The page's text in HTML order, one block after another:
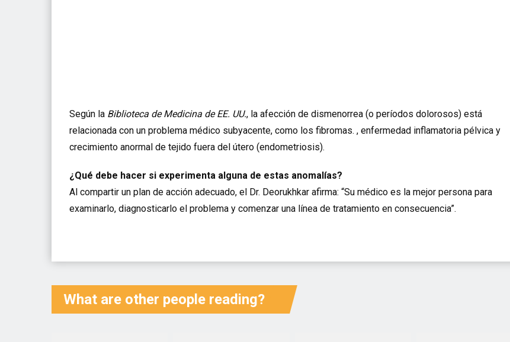
Según la Biblioteca de Medicina de EE. UU., la afección de dismenorrea (o períodos dolorosos) está
relacionada con un problema médico subyacente, como los fibromas. , enfermedad inflamatoria pélvica y
crecimiento anormal de tejido fuera del útero (endometriosis).
¿Qué debe hacer si experimenta alguna de estas anomalías?
Al compartir un plan de acción adecuado, el Dr. Deorukhkar afirma: “Su médico es la mejor persona para
examinarlo, diagnosticarlo el problema y comenzar una línea de tratamiento en consecuencia”.
What are other people reading?